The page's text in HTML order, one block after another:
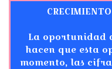
La oportunidad
hacen que esta
momento, las